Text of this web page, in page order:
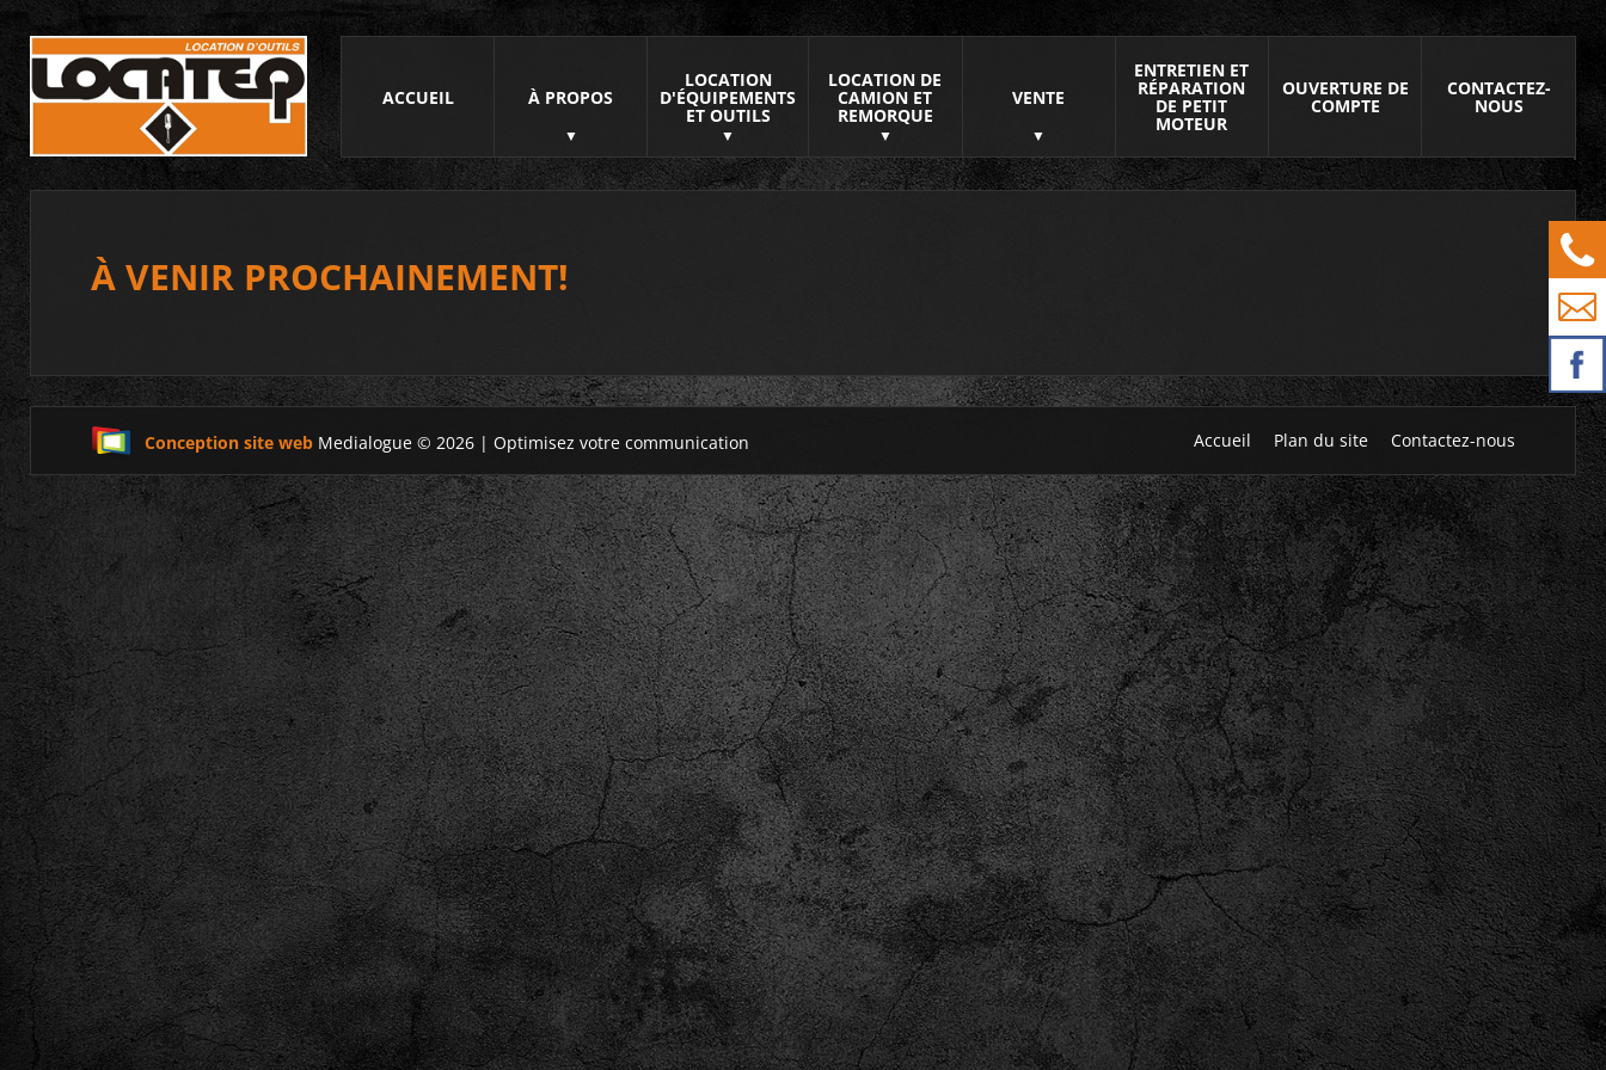
ACCUEIL À PROPOS
LOCATION
D'ÉQUIPEMENTS
ET OUTILS
LOCATION DE
CAMION ET
REMORQUE
VENTE
ENTRETIEN ET
RÉPARATION
DE PETIT
MOTEUR
OUVERTURE DE
COMPTE
CONTACTEZ-
NOUS
À VENIR PROCHAINEMENT!
Conception site web Medialogue © 2026 | Optimisez votre communication Accueil Plan du site Contactez-nous